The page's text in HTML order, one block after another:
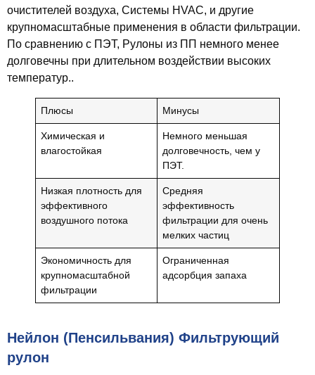
очистителей воздуха, Системы HVAC, и другие
крупномасштабные применения в области фильтрации.
По сравнению с ПЭТ, Рулоны из ПП немного менее
долговечны при длительном воздействии высоких
температур..
Плюсы Минусы
Химическая и
влагостойкая
Немного меньшая
долговечность, чем у
ПЭТ.
Низкая плотность для
эффективного
воздушного потока
Средняя
эффективность
фильтрации для очень
мелких частиц
Экономичность для
крупномасштабной
фильтрации
Ограниченная
адсорбция запаха
Нейлон (Пенсильвания) Фильтрующий
рулон